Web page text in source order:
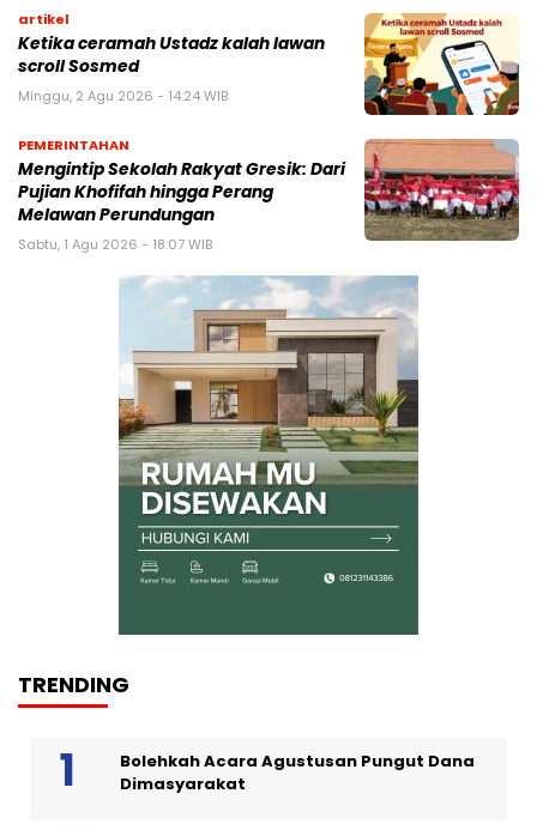
artikel
Ketika ceramah Ustadz kalah lawan
scroll Sosmed
Minggu, 2 Agu 2026 - 14:24 WIB
PEMERINTAHAN
Mengintip Sekolah Rakyat Gresik: Dari
Pujian Khofifah hingga Perang
Melawan Perundungan
Sabtu, 1 Agu 2026 - 18:07 WIB
TRENDING
Bolehkah Acara Agustusan Pungut Dana
Dimasyarakat